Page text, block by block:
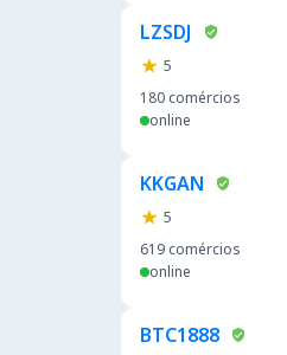
LZSDJ
5
180 comércios
online
KKGAN
5
619 comércios
online
BTC1888